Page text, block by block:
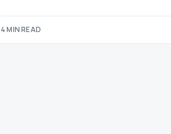
4 MIN READ